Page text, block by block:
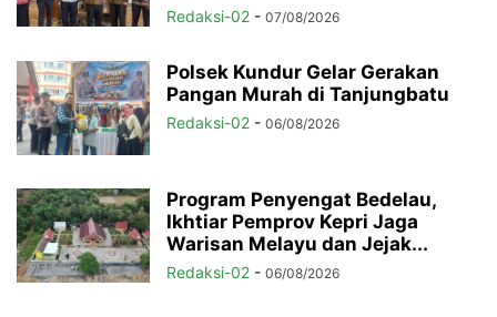
Redaksi-02 - 07/08/2026
Polsek Kundur Gelar Gerakan
Pangan Murah di Tanjungbatu
Redaksi-02 - 06/08/2026
Program Penyengat Bedelau,
Ikhtiar Pemprov Kepri Jaga
Warisan Melayu dan Jejak...
Redaksi-02 - 06/08/2026